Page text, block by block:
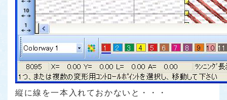
縦に線を一本入れておかないと・・・